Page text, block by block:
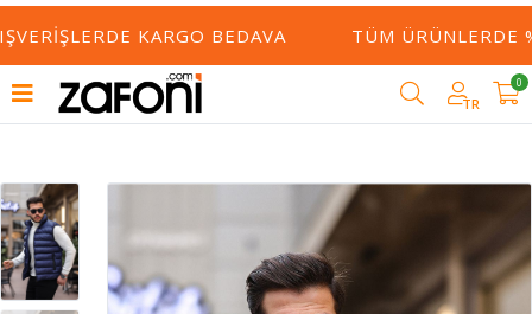
KARGO BEDAVA TÜM ÜRÜNLERDE
TR
0